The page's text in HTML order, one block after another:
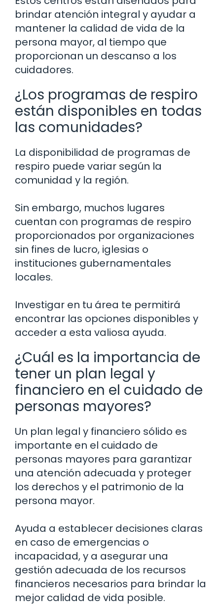
brindar atención integral y ayudar a
mantener la calidad de vida de la
persona mayor, al tiempo que
proporcionan un descanso a los
cuidadores.
¿Los programas de respiro
están disponibles en todas
las comunidades?
La disponibilidad de programas de
respiro puede variar según la
comunidad y la región.
Sin embargo, muchos lugares
cuentan con programas de respiro
proporcionados por organizaciones
sin fines de lucro, iglesias o
instituciones gubernamentales
locales.
Investigar en tu área te permitirá
encontrar las opciones disponibles y
acceder a esta valiosa ayuda.
¿Cuál es la importancia de
tener un plan legal y
financiero en el cuidado de
personas mayores?
Un plan legal y financiero sólido es
importante en el cuidado de
personas mayores para garantizar
una atención adecuada y proteger
los derechos y el patrimonio de la
persona mayor.
Ayuda a establecer decisiones claras
en caso de emergencias o
incapacidad, y a asegurar una
gestión adecuada de los recursos
financieros necesarios para brindar la
mejor calidad de vida posible.